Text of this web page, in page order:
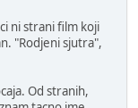
ni strani film koji
"Rodjeni sjutra",
Od stranih,